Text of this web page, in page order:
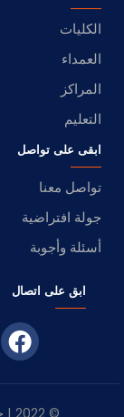
الكليات
العمداء
المراكز
التعليم
ابقى على تواصل
تواصل معنا
جولة افتراضية
أسئلة وأجوبة
ابق على اتصال
© 2022 | جميع الحقوق محفوظه